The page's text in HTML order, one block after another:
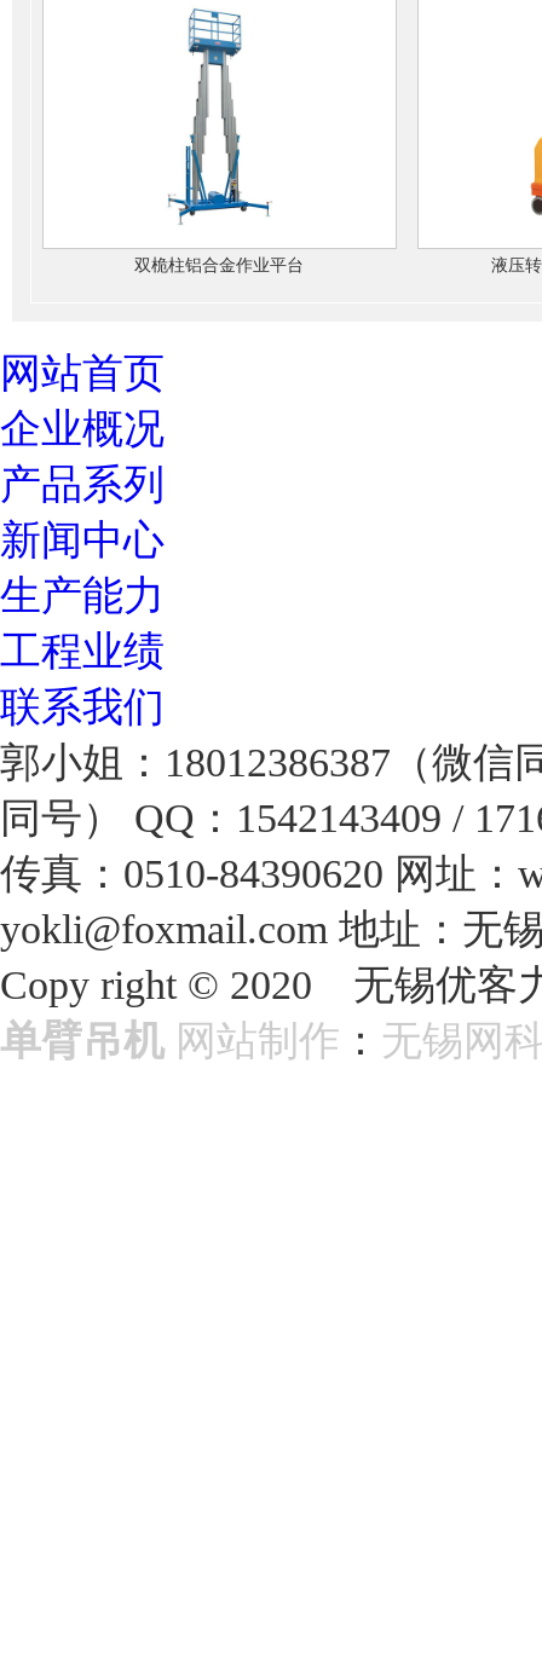
双桅柱铝合金作业平台 液压
网站首页
企业概况
产品系列
新闻中心
生产能力
工程业绩
联系我们
郭小姐：18012386387（微信
同号）
QQ：1542143409 /
传真：0510-84390620 网址：
yokli@foxmail.com 地址：无
Copy right © 2020 无锡优
单臂吊机 网站制作 ： 无锡网